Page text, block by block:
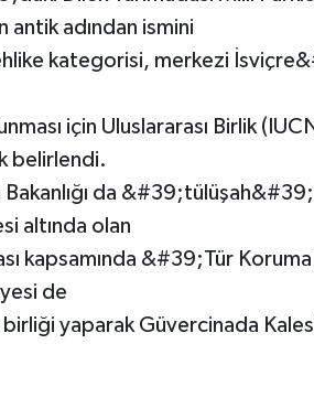
antik adından ismini
kategorisi, merkezi
için Uluslararası Birlik
belirlendi.
Bakanlığı da
altında olan
kapsamında &#39;Tür
de
yaparak Güvercinada